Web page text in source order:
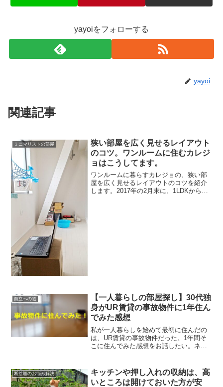
yayoiをフォローする
yayoi
関連記事
ミニマリストの部屋
狭い部屋を広く見せるレイアウト
のコツ。ワンルームに住むカレジ
ョはこうしてます。
ワンルームに暮らすカレジョの、狭い部
屋を広く見せるレイアウトのコツを紹介
します。2017年の2月末に、1LDKからロ
自立への道
【一人暮らしの部屋探し】30代独
身がUR賃貸の事故物件に1年住ん
でみた感想
私が一人暮らしを始めて最初に住んだの
は、UR賃貸の事故物件だった。1年間そ
こに住んでみた感想をお話したい。ネッ
が……」など、数々の評判が飛び交う事
故物件。だが本当にそんなこと...
断捨離のお悩み解決
キッチンや押し入れの収納は、高
いところは開けておいた方が安